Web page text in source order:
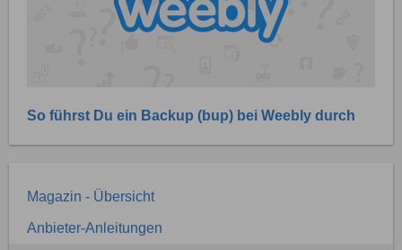
So führst Du ein Backup (bup) bei Weebly durch
Magazin - Übersicht
Anbieter-Anleitungen